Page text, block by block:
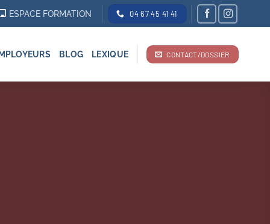
ESPACE FORMATION 04 67 45 41 41
BLOG LEXIQUE CONTACT/DOSSIER